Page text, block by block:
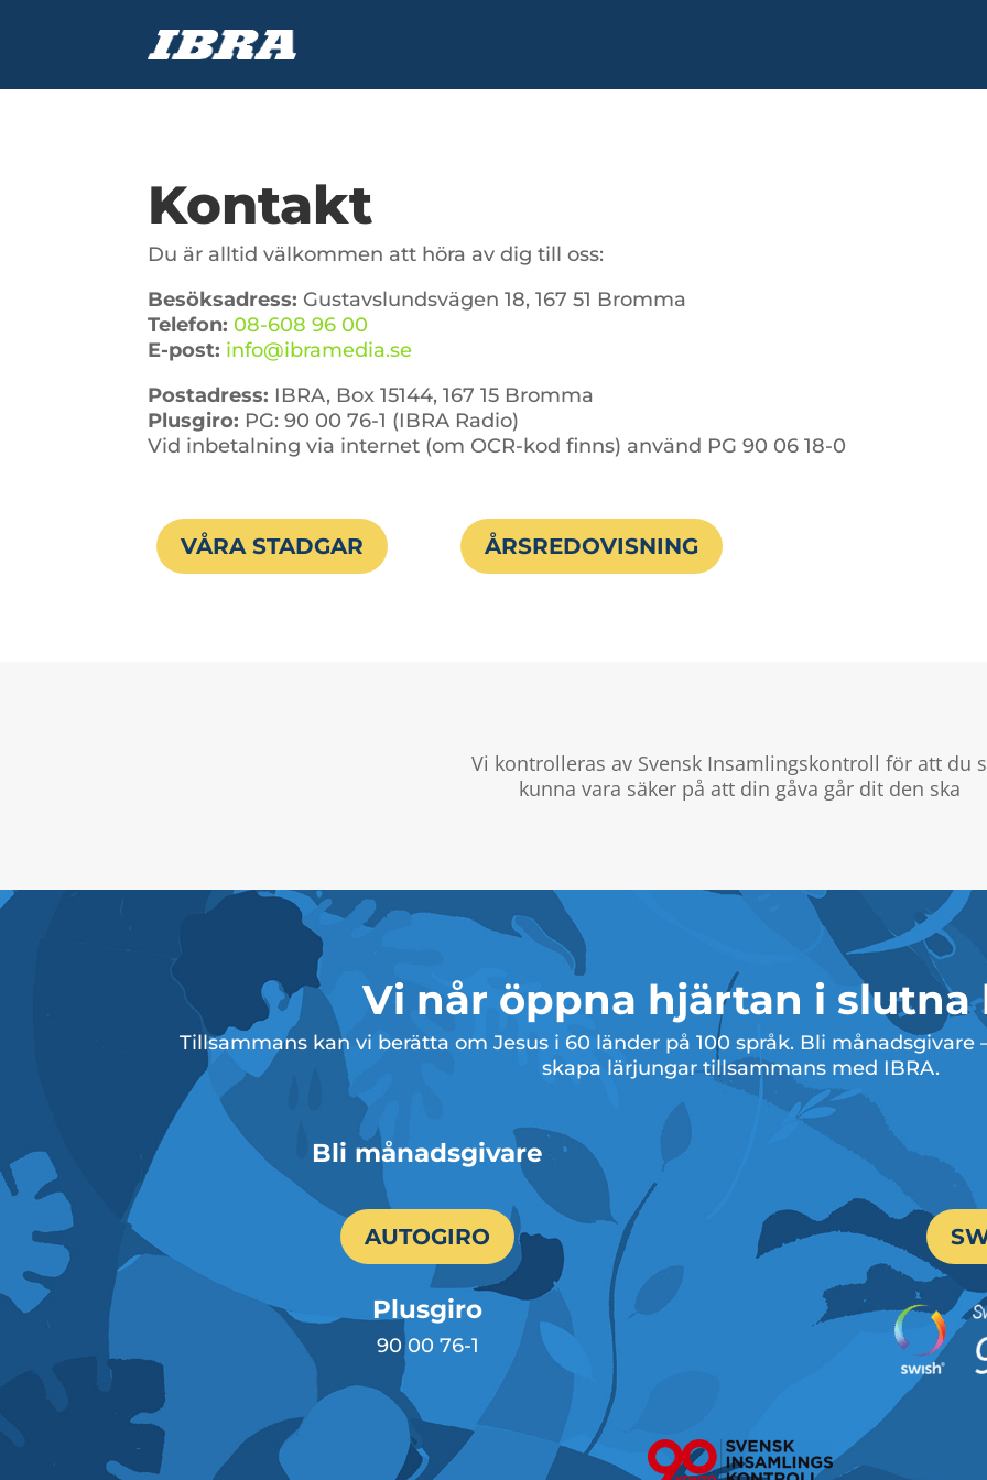
Kontakt
Du är alltid välkommen att höra av dig till oss:
Besöksadress: Gustavslundsvägen 18, 167 51 Bromma
Telefon: 08-608 96 00
E-post: info@ibramedia.se
Postadress: IBRA, Box 15144, 167 15 Bromma
Plusgiro: PG: 90 00 76-1 (IBRA Radio)
Vid inbetalning via internet (om OCR-kod finns) använd PG 90 06 18-0
VÅRA STADGAR ÅRSREDOVISNING
Vi kontrolleras av Svensk Insamlingskontroll för att du
kunna vara säker på att din gåva går dit den ska
Vi når öppna hjärtan i slutna
Tillsammans kan vi berätta om Jesus i 60 länder på 100 språk. Bli
skapa lärjungar tillsammans med IBRA.
Bli månadsgivare
AUTOGIRO
Plusgiro
90 00 76-1